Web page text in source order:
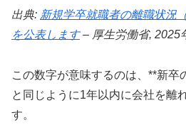
出典: 新規学卒就職者の離職状況
を公表します– 厚生労働省, 2025
この数字が意味するのは、**新卒
と同じように1年以内に会社を離
す。